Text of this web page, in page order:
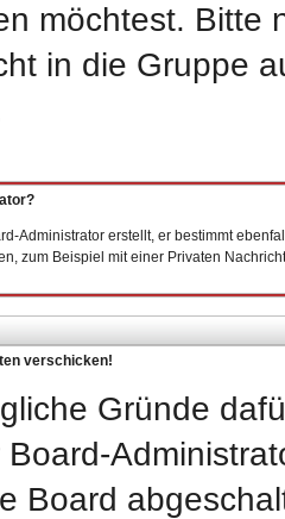
möchtest. Bitte
in die Gruppe
Administrator erstellt, er bestimmt
zum Beispiel mit einer Privaten
verschicken!
Gründe
Board